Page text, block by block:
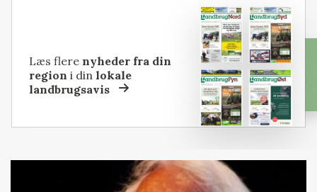
Læs flere nyheder fra din
region i dinlokale
landbrugsavis